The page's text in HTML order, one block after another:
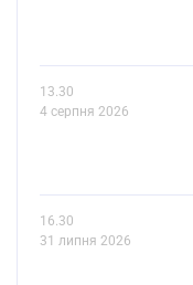
13.30
4 серпня 2026
16.30
31 липня 2026